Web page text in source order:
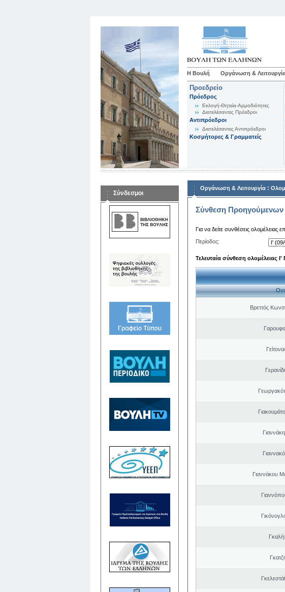
Η Βουλή Οργάνωση &
Προεδρείο
Πρόεδρος
Εκλογή-Θητεία-Αρμοδιότητες
Διατελέσαντες Πρόεδροι
Αντιπρόεδροι
Διατελέσαντες Αντιπρόεδροι
Κοσμήτορες & Γραμματείς
Σύνδεσμοι
Οργάνωση & Λειτουργία :
Σύνθεση
Για να δείτε συνθέσεις ολομέλειας
Περίοδος:
Τελευταία σύνθεση ολομέλειας
Βρεττός
Γιαννάκου